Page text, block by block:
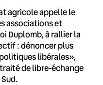
agricole appelle le
associations et
Duplomb, à rallier la
: dénoncer plus
libérales»,
de libre-échange